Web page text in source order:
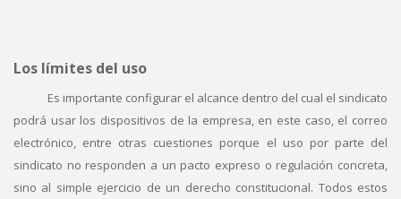
Los límites del uso
Es importante configurar el alcance dentro del cual el sindicato
podrá usar los dispositivos de la empresa, en este caso, el correo
electrónico, entre otras cuestiones porque el uso por parte del
sindicato no responden a un pacto expreso o regulación concreta,
sino al simple ejercicio de un derecho constitucional. Todos estos